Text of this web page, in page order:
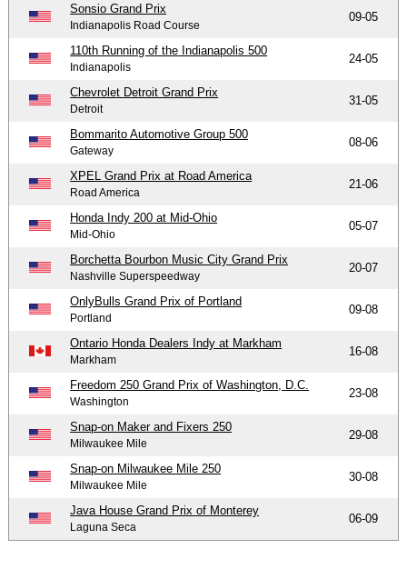
Sonsio Grand Prix
Indianapolis Road Course
09-05
110th Running of the Indianapolis 500
Indianapolis
24-05
Chevrolet Detroit Grand Prix
Detroit
31-05
Bommarito Automotive Group 500
Gateway
08-06
XPEL Grand Prix at Road America
Road America
21-06
Honda Indy 200 at Mid-Ohio
Mid-Ohio
05-07
Borchetta Bourbon Music City Grand Prix
Nashville Superspeedway
20-07
OnlyBulls Grand Prix of Portland
Portland
09-08
Ontario Honda Dealers Indy at Markham
Markham
16-08
Freedom 250 Grand Prix of Washington, D.C.
Washington
23-08
Snap-on Maker and Fixers 250
Milwaukee Mile
29-08
Snap-on Milwaukee Mile 250
Milwaukee Mile
30-08
Java House Grand Prix of Monterey
Laguna Seca
06-09